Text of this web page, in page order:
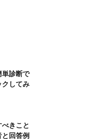
単診断で
クしてみ
きこと
回答例